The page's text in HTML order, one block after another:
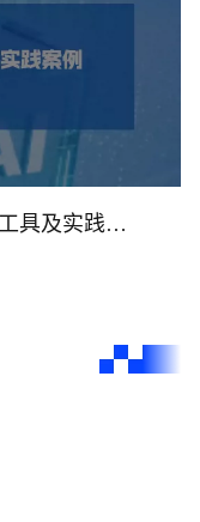
从工具到实践：QoderWork创作工具及实践案例